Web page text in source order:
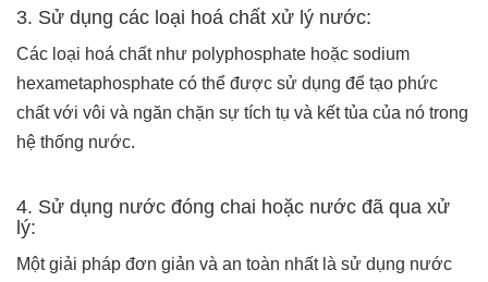
3. Sử dụng các loại hoá chất xử lý nước:
Các loại hoá chất như polyphosphate hoặc sodium
hexametaphosphate có thể được sử dụng để tạo phức
chất với vôi và ngăn chặn sự tích tụ và kết tủa của nó trong
hệ thống nước.
4. Sử dụng nước đóng chai hoặc nước đã qua xử
lý:
Một giải pháp đơn giản và an toàn nhất là sử dụng nước